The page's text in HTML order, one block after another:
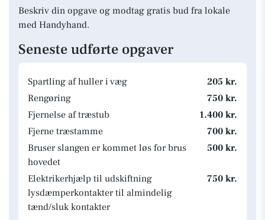
Beskriv din opgave og modtag gratis bud fra lokale
med Handyhand.
Seneste udførte opgaver
Spartling af huller i væg
205 kr.
Rengøring
750 kr.
Fjernelse af træstub
1.400 kr.
Fjerne træstamme
700 kr.
Bruser slangen er kommet løs for brus
hovedet
500 kr.
Elektrikerhjælp til udskiftning
lysdæmperkontakter til almindelig
tænd/sluk kontakter
750 kr.